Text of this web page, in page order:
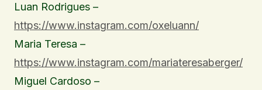
Luan Rodrigues –
https://www.instagram.com/oxeluann/
Maria Teresa –
https://www.instagram.com/mariateresaberger/
Miguel Cardoso –